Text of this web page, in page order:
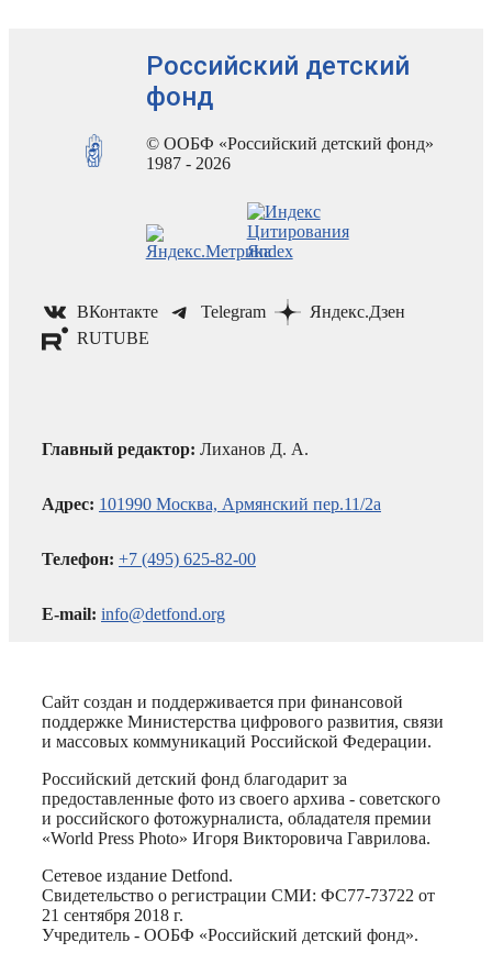
Российский детский
фонд
© ООБФ «Российский детский фонд»
1987 - 2026
ВКонтакте Telegram
Яндекс.Дзен
RUTUBE
Главный редактор: Лиханов Д. А.
Адрес: 101990 Москва, Армянский пер.11/2а
Телефон: +7 (495) 625-82-00
E-mail: info@detfond.org
Сайт создан и поддерживается при финансовой
поддержке Министерства цифрового развития, связи
и массовых коммуникаций Российской Федерации.
Российский детский фонд благодарит за
предоставленные фото из своего архива - советского
и российского фотожурналиста, обладателя премии
«World Press Photo» Игоря Викторовича Гаврилова.
Сетевое издание Detfond.
Свидетельство о регистрации СМИ: ФС77-73722 от
21 сентября 2018 г.
Учредитель - ООБФ «Российский детский фонд».